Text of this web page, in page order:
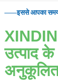
इससे आपका
उत्पाद के